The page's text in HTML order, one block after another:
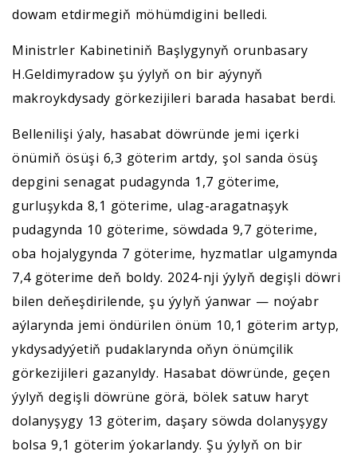
dowam etdirmegiň möhümdigini belledi.
Ministrler Kabinetiniň Başlygynyň orunbasary
H.Geldimyradow şu ýylyň on bir aýynyň
makroykdysady görkezijileri barada hasabat berdi.
Bellenilişi ýaly, hasabat döwründe jemi içerki
önümiň ösüşi 6,3 göterim artdy, şol sanda ösüş
depgini senagat pudagynda 1,7 göterime,
gurluşykda 8,1 göterime, ulag-aragatnaşyk
pudagynda 10 göterime, söwdada 9,7 göterime,
oba hojalygynda 7 göterime, hyzmatlar ulgamynda
7,4 göterime deň boldy. 2024-nji ýylyň degişli döwri
bilen deňeşdirilende, şu ýylyň ýanwar — noýabr
aýlarynda jemi öndürilen önüm 10,1 göterim artyp,
ykdysadyýetiň pudaklarynda oňyn önümçilik
görkezijileri gazanyldy. Hasabat döwründe, geçen
ýylyň degişli döwrüne görä, bölek satuw haryt
dolanyşygy 13 göterim, daşary söwda dolanyşygy
bolsa 9,1 göterim ýokarlandy. Şu ýylyň on bir